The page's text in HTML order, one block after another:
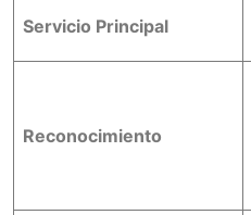
Servicio Principal
Reconocimiento